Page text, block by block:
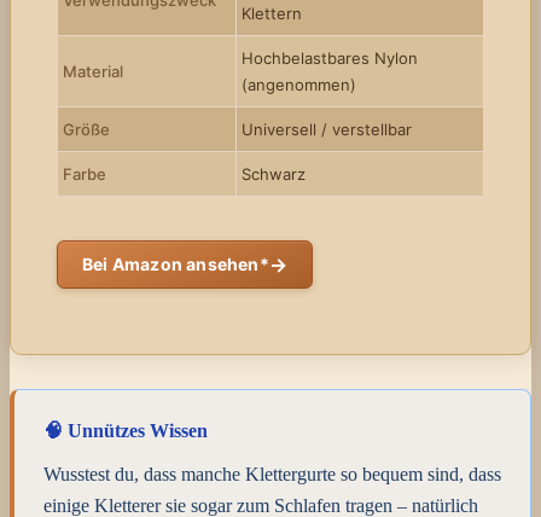
Klettern
Material
Hochbelastbares Nylon
(angenommen)
Größe Universell / verstellbar
Farbe Schwarz
Bei Amazon ansehen*→
🧠 Unnützes Wissen
Wusstest du, dass manche Klettergurte so bequem sind, dass
einige Kletterer sie sogar zum Schlafen tragen – natürlich